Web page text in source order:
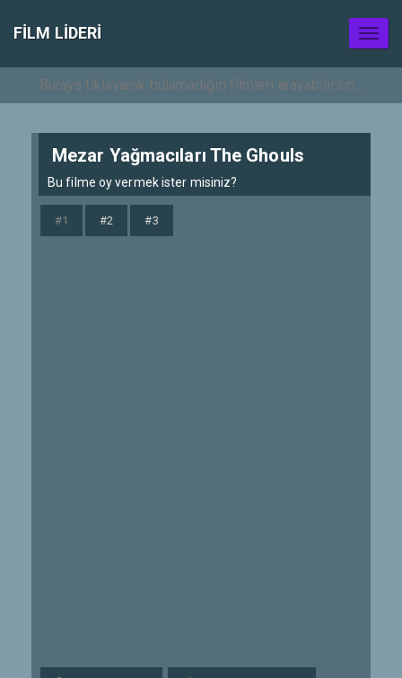
FILM LIDERI
Mezar Yağmacıları The Ghouls
Bu filme oy vermek ister misiniz?
#1 #2 #3